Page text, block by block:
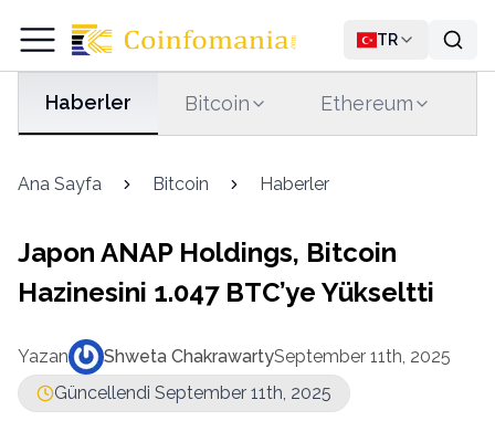
TR
Haberler Bitcoin Ethereum
Ana Sayfa Bitcoin Haberler
Japon ANAP Holdings, Bitcoin
Hazinesini 1.047 BTC’ye Yükseltti
Yazan Shweta ChakrawartySeptember 11th, 2025
Güncellendi September 11th, 2025